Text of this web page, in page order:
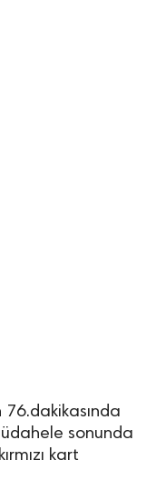
76.dakikasında
sonunda
kart